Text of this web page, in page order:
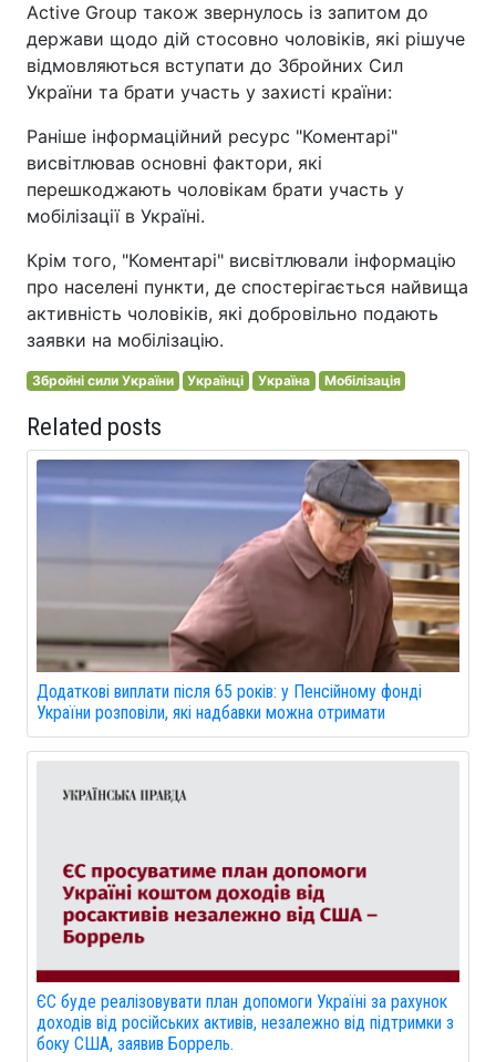
Active Group також звернулось із запитом до
держави щодо дій стосовно чоловіків, які рішуче
відмовляються вступати до Збройних Сил
України та брати участь у захисті країни:
Раніше інформаційний ресурс "Коментарі"
висвітлював основні фактори, які
перешкоджають чоловікам брати участь у
мобілізації в Україні.
Крім того, "Коментарі" висвітлювали інформацію
про населені пункти, де спостерігається найвища
активність чоловіків, які добровільно подають
заявки на мобілізацію.
Збройні сили України Українці Україна Мобілізація
Related posts
Додаткові виплати після 65 років: у Пенсійному фонді
України розповіли, які надбавки можна отримати
ЄС буде реалізовувати план допомоги Україні за рахунок
доходів від російських активів, незалежно від підтримки з
боку США, заявив Боррель.